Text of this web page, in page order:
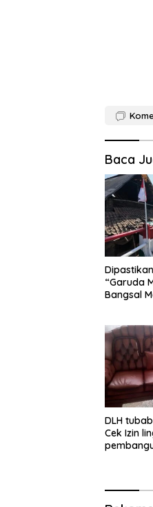
Baca
“Garuda
Bangsal
DLH
Cek Izin